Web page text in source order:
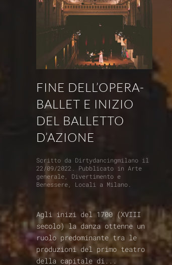
FINE DELL’OPERA-
BALLET E INIZIO
DEL BALLETTO
D’AZIONE
Scritto da Dirtydancingmilano il
22/09/2022 . Pubblicato in Arte
generale
Divertimento e
Benessere
Locali a Milano
Agli inizi del 1700 (XVIII
secolo) la danza ottenne un
ruolo predominante tra le
produzioni del primo teatro
della capitale di...